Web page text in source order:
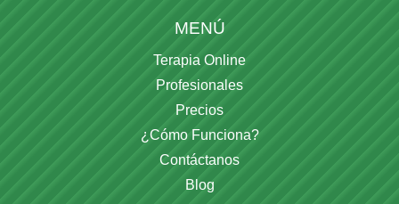
MENÚ
Terapia Online
Profesionales
Precios
¿Cómo Funciona?
Contáctanos
Blog